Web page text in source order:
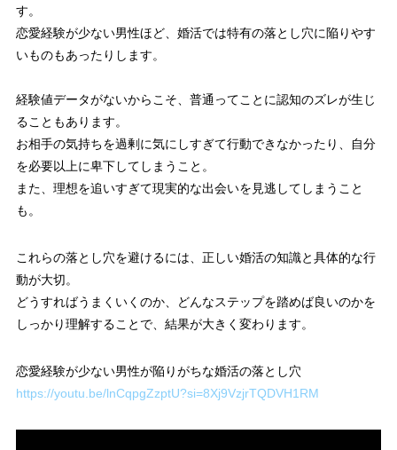
す。
恋愛経験が少ない男性ほど、婚活では特有の落とし穴に陥りやす
いものもあったりします。
経験値データがないからこそ、普通ってことに認知のズレが生じ
ることもあります。
お相手の気持ちを過剰に気にしすぎて行動できなかったり、自分
を必要以上に卑下してしまうこと。
また、理想を追いすぎて現実的な出会いを見逃してしまうこと
も。
これらの落とし穴を避けるには、正しい婚活の知識と具体的な行
動が大切。
どうすればうまくいくのか、どんなステップを踏めば良いのかを
しっかり理解することで、結果が大きく変わります。
恋愛経験が少ない男性が陥りがちな婚活の落とし穴
https://youtu.be/lnCqpgZzptU?si=8Xj9VzjrTQDVH1RM